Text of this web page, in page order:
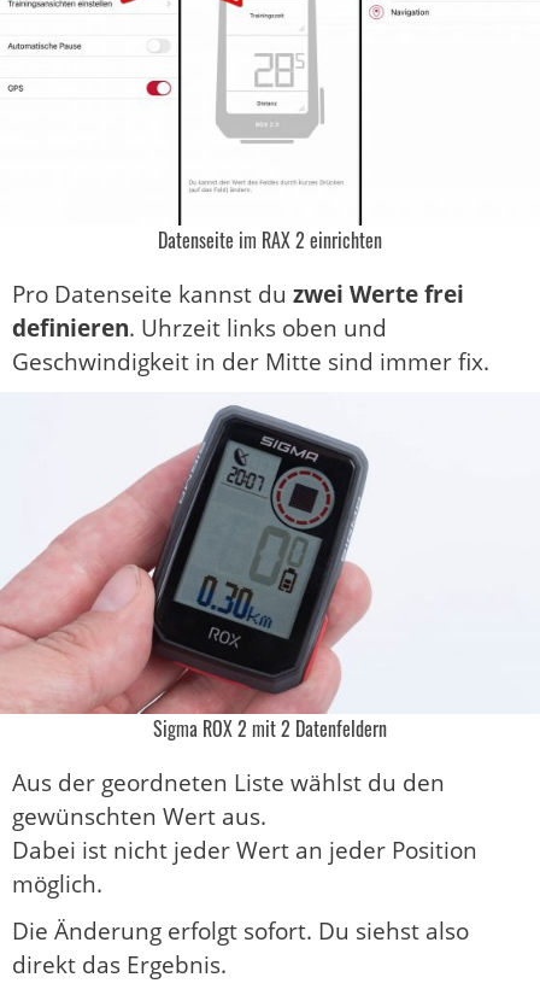
Datenseite im RAX 2 einrichten
Pro Datenseite kannst du zwei Werte frei
definieren. Uhrzeit links oben und
Geschwindigkeit in der Mitte sind immer fix.
Sigma ROX 2 mit 2 Datenfeldern
Aus der geordneten Liste wählst du den
gewünschten Wert aus.
Dabei ist nicht jeder Wert an jeder Position
möglich.
Die Änderung erfolgt sofort. Du siehst also
direkt das Ergebnis.